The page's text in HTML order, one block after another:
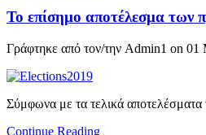
Το επίσημο αποτέλεσμα των
Γράφτηκε από τον/την Admin1 on 01
Σύμφωνα με τα τελικά
Continue Reading